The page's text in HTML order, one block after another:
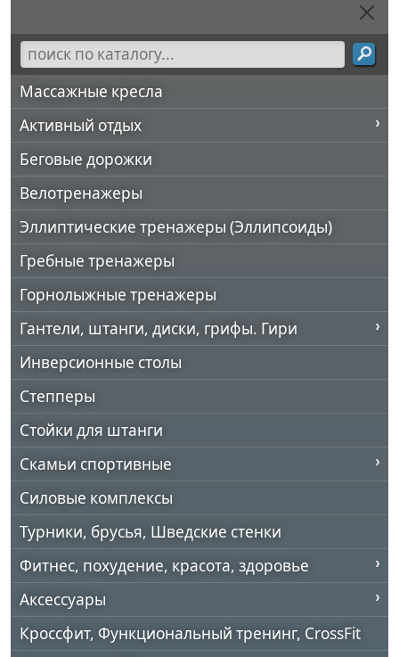
Массажные кресла
Активный отдых
Беговые дорожки
Велотренажеры
Эллиптические тренажеры (Эллипсоиды)
Гребные тренажеры
Горнолыжные тренажеры
Гантели, штанги, диски, грифы. Гири
Инверсионные столы
Степперы
Стойки для штанги
Скамьи спортивные
Силовые комплексы
Турники, брусья, Шведские стенки
Фитнес, похудение, красота, здоровье
Аксессуары
Кроссфит, Функциональный тренинг, CrossFit